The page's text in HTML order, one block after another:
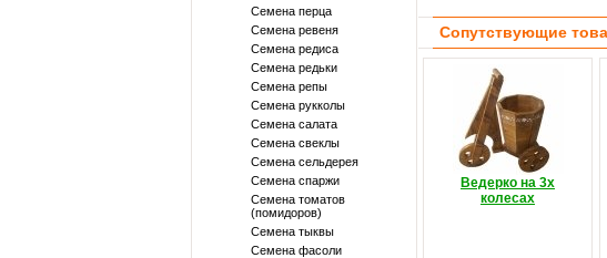
Семена перца
Семена ревеня
Семена редиса
Семена редьки
Семена репы
Семена рукколы
Семена салата
Семена свеклы
Семена сельдерея
Семена спаржи
Семена томатов
(помидоров)
Семена тыквы
Семена фасоли
Сопутствующие
Ведерко на 3х
колесах